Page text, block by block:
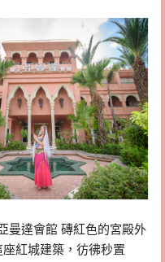
曼達會館 磚紅色的宮殿外
紅城建築，彷彿秒置